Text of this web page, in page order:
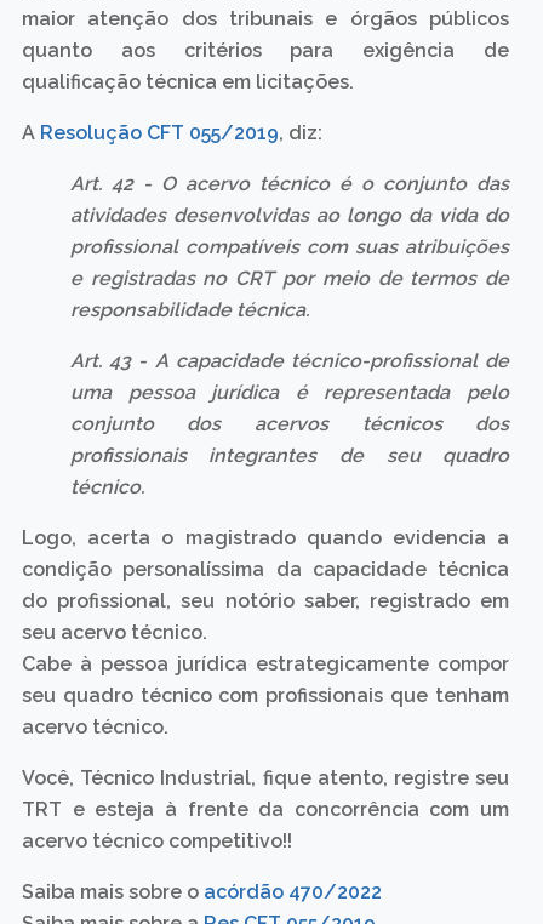
maior atenção dos tribunais e órgãos públicos
quanto aos critérios para exigência de
qualificação técnica em licitações.
A Resolução CFT 055/2019, diz:
Art. 42 - O acervo técnico é o conjunto das
atividades desenvolvidas ao longo da vida do
profissional compatíveis com suas atribuições
e registradas no CRT por meio de termos de
responsabilidade técnica.
Art. 43 - A capacidade técnico-profissional de
uma pessoa jurídica é representada pelo
conjunto dos acervos técnicos dos
profissionais integrantes de seu quadro
técnico.
Logo, acerta o magistrado quando evidencia a
condição personalíssima da capacidade técnica
do profissional, seu notório saber, registrado em
seu acervo técnico.
Cabe à pessoa jurídica estrategicamente compor
seu quadro técnico com profissionais que tenham
acervo técnico.
Você, Técnico Industrial, fique atento, registre seu
TRT e esteja à frente da concorrência com um
acervo técnico competitivo!!
Saiba mais sobre o acórdão 470/2022